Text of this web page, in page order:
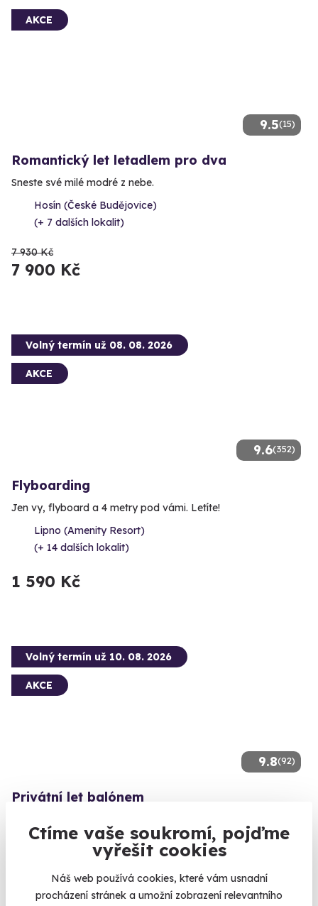
Ctíme vaše soukromí, pojďme
vyřešit cookies
Náš web používá cookies, které vám usnadní
procházení stránek a umožní zobrazení relevantního
9.5(15)
AKCE
Romantický let letadlem pro dva
Sneste své milé modré z nebe.
Hosín (České Budějovice)
(+ 7 dalších lokalit)
7 930 Kč
7 900 Kč
9.6(352)
Volný termín už 08. 08. 2026
AKCE
Flyboarding
Jen vy, flyboard a 4 metry pod vámi. Letíte!
Lipno (Amenity Resort)
(+ 14 dalších lokalit)
1 590 Kč
9.8(92)
Volný termín už 10. 08. 2026
AKCE
Privátní let balónem
Blatná (Strakonice)
(+ 41 dalších lokalit)
16 870 Kč